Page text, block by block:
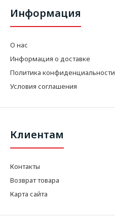
Информация
О нас
Информация о доставке
Политика конфиденциальности
Условия соглашения
Клиентам
Контакты
Возврат товара
Карта сайта